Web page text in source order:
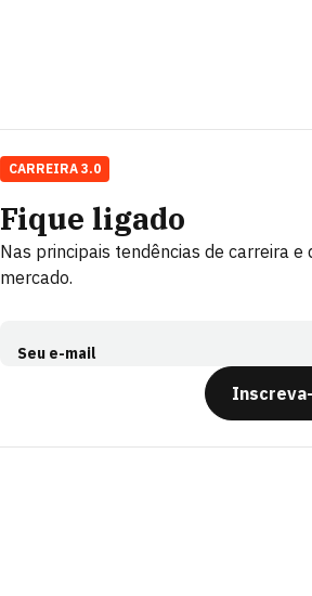
Fique ligado
Nas principais tendências de carreira e
mercado.
Seu e-mail
CARREIRA 3.0